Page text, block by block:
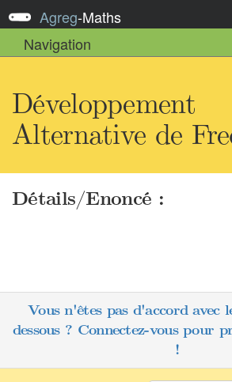
Agreg-Maths
Navigation
Alternative de
Détails/Enoncé :
Vous n'êtes pas d'accord avec
dessous ? Connectez-vous pour
!